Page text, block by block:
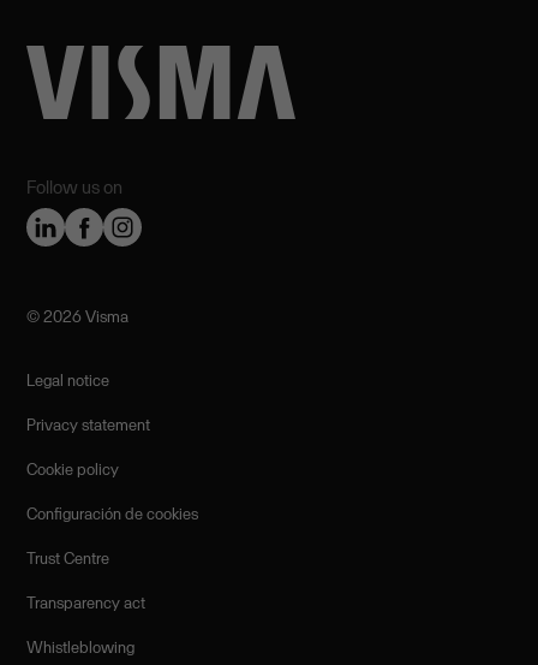
Follow us on
©️ 2026 Visma
Legal notice
Privacy statement
Cookie policy
Configuración de cookies
Trust Centre
Transparency act
Whistleblowing